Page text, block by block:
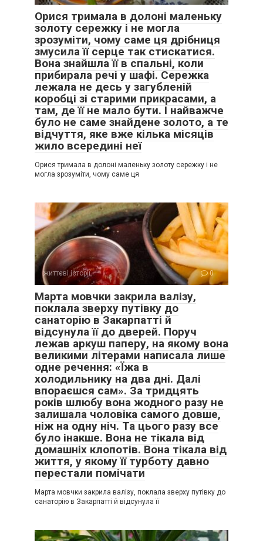
Орися тримала в долоні маленьку
золоту сережку і не могла
зрозуміти, чому саме ця дрібниця
змусила її серце так стискатися.
Вона знайшла її в спальні, коли
прибирала речі у шафі. Сережка
лежала не десь у загубленій
коробці зі старими прикрасами, а
там, де її не мало бути. І найважче
було не саме знайдене золото, а те
відчуття, яке вже кілька місяців
жило всередині неї
Орися тримала в долоні маленьку золоту сережку і не
могла зрозуміти, чому саме ця
життєві історії 0
Марта мовчки закрила валізу,
поклала зверху путівку до
санаторію в Закарпатті й
відсунула її до дверей. Поруч
лежав аркуш паперу, на якому вона
великими літерами написала лише
одне речення: «Їжа в
холодильнику на два дні. Далі
впораєшся сам». За тридцять
років шлюбу вона жодного разу не
залишала чоловіка самого довше,
ніж на одну ніч. Та цього разу все
було інакше. Вона не тікала від
домашніх клопотів. Вона тікала від
життя, у якому її турботу давно
перестали помічати
Марта мовчки закрила валізу, поклала зверху путівку до
санаторію в Закарпатті й відсунула її